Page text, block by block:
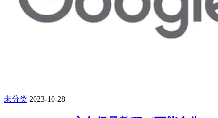
未分类 2023-10-28